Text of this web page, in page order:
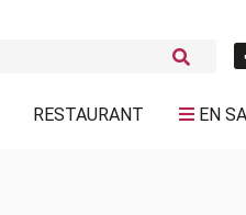
RESTAURANT EN